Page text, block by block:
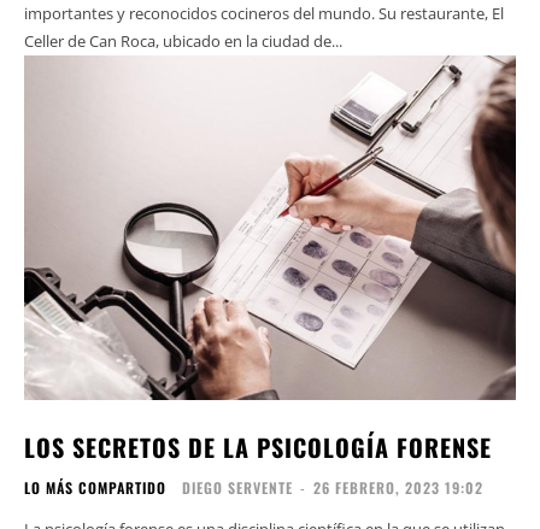
importantes y reconocidos cocineros del mundo. Su restaurante, El
Celler de Can Roca, ubicado en la ciudad de...
LOS SECRETOS DE LA PSICOLOGÍA FORENSE
LO MÁS COMPARTIDO DIEGO SERVENTE - 26 FEBRERO, 2023 19:02